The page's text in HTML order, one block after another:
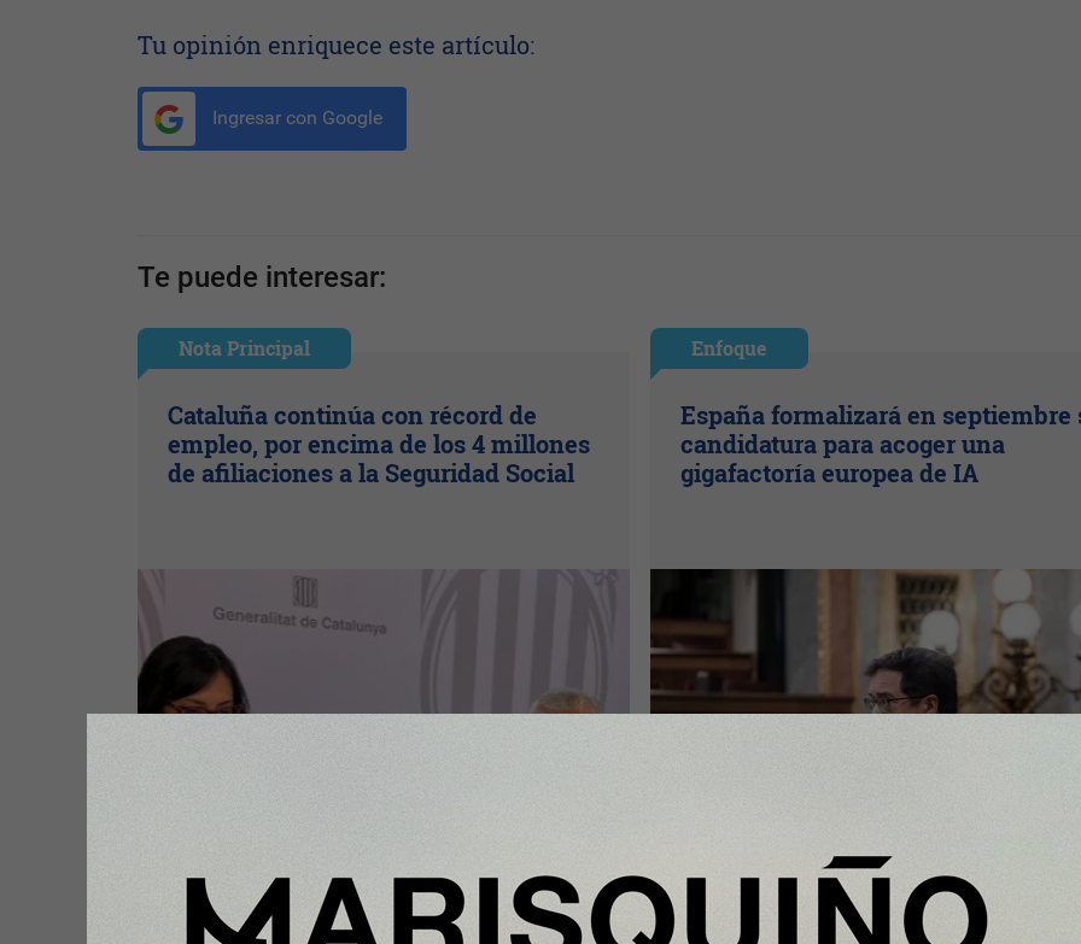
Tu opinión enriquece este artículo:
Ingresar con Google
Te puede interesar:
Nota Principal
Cataluña continúa con récord de
empleo, por encima de los 4 millones
de afiliaciones a la Seguridad Social
Enfoque
España formalizará en septiembre
candidatura para acoger una
gigafactoría europea de IA